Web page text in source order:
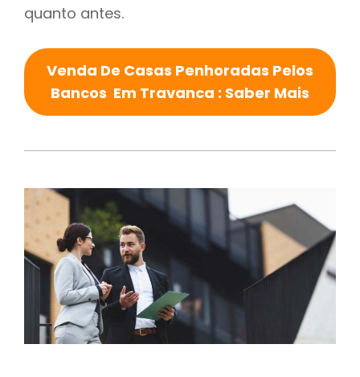
quanto antes.
Venda De Casas Penhoradas Pelos
Bancos Em Travanca : Saber Mais